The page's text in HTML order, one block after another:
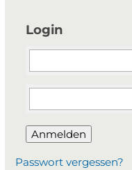
Login
Anmelden
Passwort vergessen?